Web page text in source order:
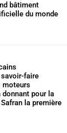
bâtiment
du monde
faire
moteurs
donnant pour la
la première